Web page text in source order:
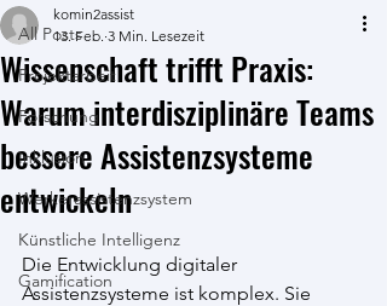
All Posts
Projektarbeit
Forschung
Inklusion
Werkerassistenzsystem
Künstliche Intelligenz
Gamification
Wissenschaft trifft Praxis:
Warum interdisziplinäre Teams
bessere Assistenzsysteme
entwickeln
komin2assist
13. Feb. 3 Min. Lesezeit
Die Entwicklung digitaler
Assistenzsysteme ist komplex. Sie